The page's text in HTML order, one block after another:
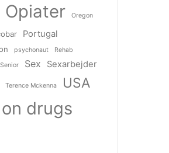
Opiater Oregon
Portugal
psychonaut Rehab
Senior Sex Sexarbejder
Terence Mckenna USA
drugs